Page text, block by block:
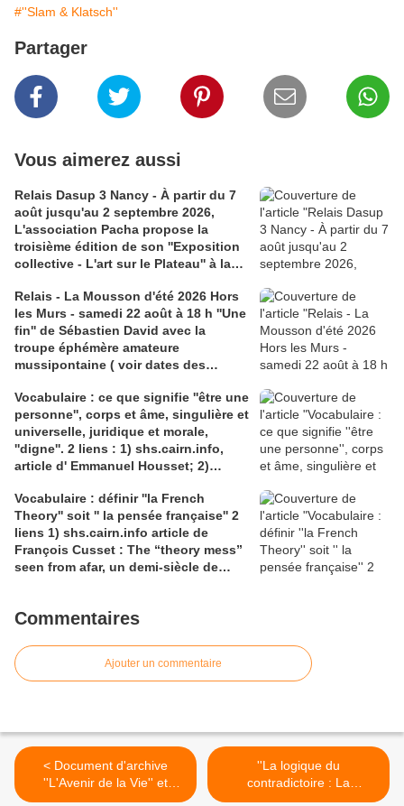
#''Slam & Klatsch''
Partager
Vous aimerez aussi
Relais Dasup 3 Nancy - À partir du 7
août jusqu'au 2 septembre 2026,
L'association Pacha propose la
troisième édition de son ''Exposition
collective - L'art sur le Plateau'' à la
avenue Pinchard
Relais - La Mousson d'été 2026 Hors
les Murs - samedi 22 août à 18 h ''Une
fin'' de Sébastien David avec la
troupe éphémère amateure
mussipontaine ( voir dates des
dramaturgie Lola Molina à l’Espace
Saint-Laurent, Pont-à-Mousson 2
liens : 1) lien meec.org; 2)
lemeac.com
Vocabulaire : ce que signifie ''être une
personne'', corps et âme, singulière et
universelle, juridique et morale,
''digne''. 2 liens : 1) shs.cairn.info,
article d' Emmanuel Housset; 2)
Julian Roche
Vocabulaire : définir ''la French
Theory'' soit '' la pensée française'' 2
liens 1) shs.cairn.info article de
François Cusset : The “theory mess”
seen from afar, un demi-siècle de
l'émancipation...'', François Cusset
Commentaires
Ajouter un commentaire
< Document d'archive
''L'Avenir de la Vie'' et
l'euthanasie - Entretien de
''La logique du
contradictoire : La
métahorèse'' (à suivre 1 et